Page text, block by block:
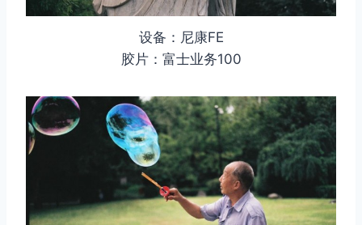
设备：尼康FE
胶片：富士业务100